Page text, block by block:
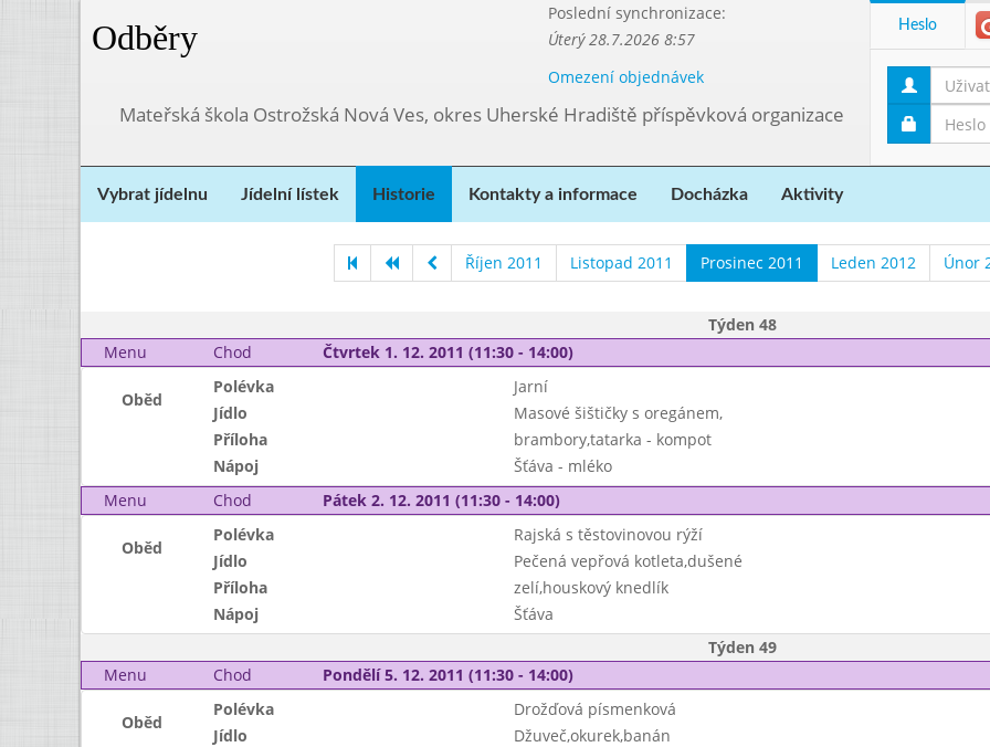
Odběry
Poslední synchronizace:
Úterý 28.7.2026 8:57
Omezení objednávek
Mateřská škola Ostrožská Nová Ves, okres Uherské Hradiště příspěvková organizace
Heslo
Vybrat jídelnu Jídelní lístek Historie Kontakty a informace Docházka Aktivity
Říjen 2011 Listopad 2011 Prosinec 2011 Leden 2012 Únor
Týden 48
Menu
Chod Čtvrtek 1. 12. 2011 (11:30 - 14:00)
Oběd
Polévka
Jarní
Jídlo
Masové šištičky s oregánem,
Příloha
brambory,tatarka - kompot
Nápoj
Šťáva - mléko
Menu
Chod Pátek 2. 12. 2011 (11:30 - 14:00)
Oběd
Polévka
Rajská s těstovinovou rýží
Jídlo
Pečená vepřová kotleta,dušené
Příloha
zelí,houskový knedlík
Nápoj
Šťáva
Týden 49
Menu
Chod Pondělí 5. 12. 2011 (11:30 - 14:00)
Oběd
Polévka
Drožďová písmenková
Jídlo
Džuveč,okurek,banán